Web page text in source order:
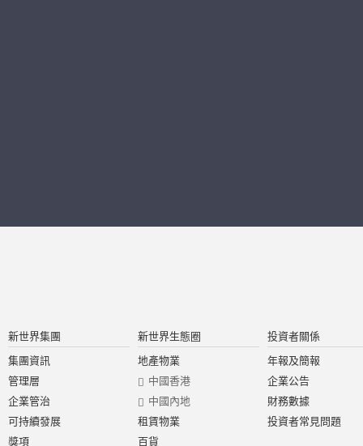
新世界集團
集團資訊
管理層
企業管治
可持續發展
獎項
新世界生態圈
地產物業
中國香港
中國內地
租賃物業
百貨
投資者關係
年報及簡報
企業公告
財務數據
投資者常見問題